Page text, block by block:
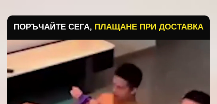
ПОРЪЧАЙТЕ СЕГА, ПЛАЩАНЕ ПРИ ДОСТАВКА